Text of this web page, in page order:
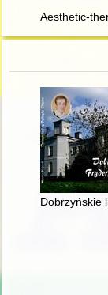
Aesthetic-
Dobrzyńskie